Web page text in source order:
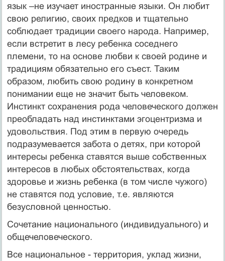
язык –не изучает иностранные языки. Он любит
свою религию, своих предков и тщательно
соблюдает традиции своего народа. Например,
если встретит в лесу ребенка соседнего
племени, то на основе любви к своей родине и
традициям обязательно его съест. Таким
образом, любить свою родину в конкретном
понимании еще не значит быть человеком.
Инстинкт сохранения рода человеческого должен
преобладать над инстинктами эгоцентризма и
удовольствия. Под этим в первую очередь
подразумевается забота о детях, при которой
интересы ребенка ставятся выше собственных
интересов в любых обстоятельствах, когда
здоровье и жизнь ребенка (в том числе чужого)
не ставятся под условие, т.е. являются
безусловной ценностью.
Сочетание национального (индивидуального) и
общечеловеческого.
Все национальное - территория, уклад жизни,